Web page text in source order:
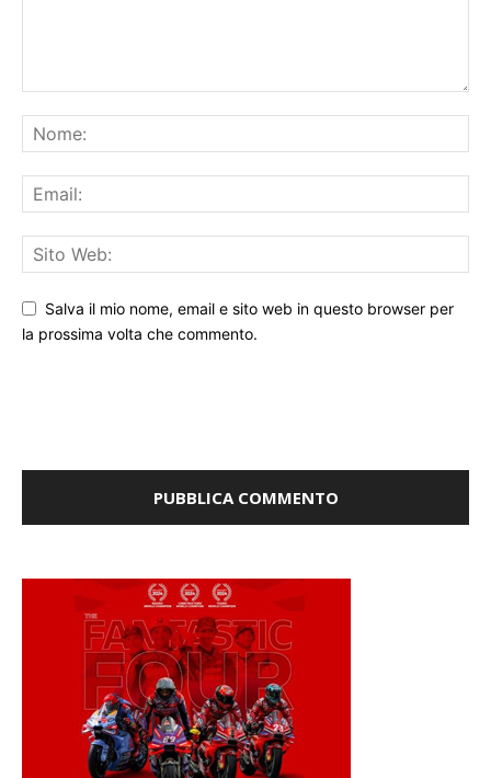
Salva il mio nome, email e sito web in questo browser per
la prossima volta che commento.